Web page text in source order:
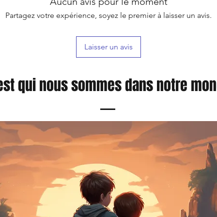
Partagez votre expérience, soyez le premier à laisser un avis.
Laisser un avis
qui nous sommes dans notre